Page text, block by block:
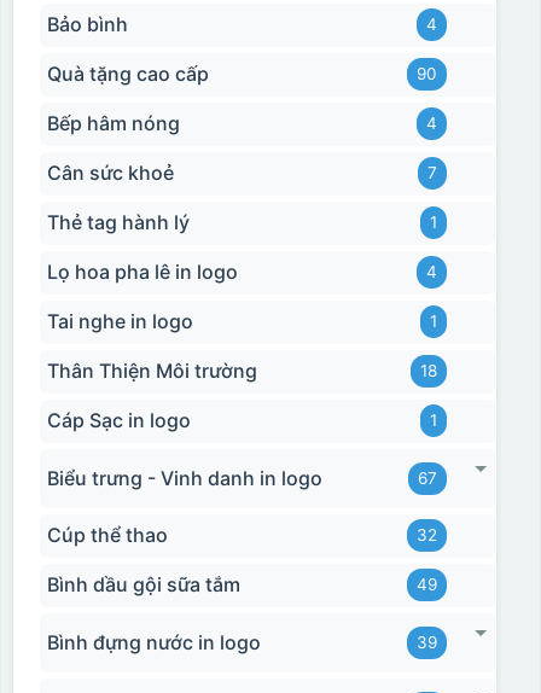
Bảo bình 4
Quà tặng cao cấp 90
Bếp hâm nóng 4
Cân sức khoẻ 7
Thẻ tag hành lý 1
Lọ hoa pha lê in logo 4
Tai nghe in logo 1
Thân Thiện Môi trường 18
Cáp Sạc in logo 1
Biểu trưng - Vinh danh in logo 67
Cúp thể thao 32
Bình dầu gội sữa tắm 49
Bình đựng nước in logo 39